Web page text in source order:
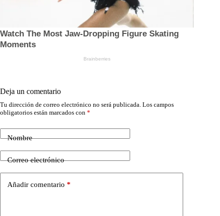
Deja un comentario
Tu dirección de correo electrónico no será publicada. Los campos
obligatorios están marcados con *
Nombre
Correo electrónico
Añadir comentario *